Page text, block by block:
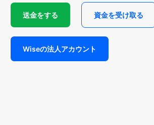
送金をする 資金を受け取る
Wiseの法人アカウント